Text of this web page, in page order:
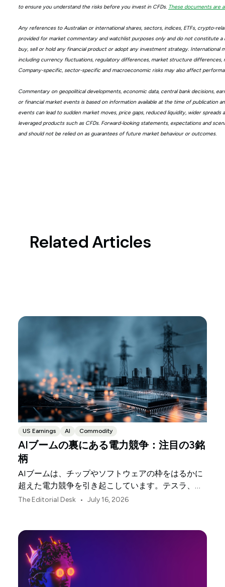
to ensure you understand the risks before you invest in CFDs. These documents are
Any references to Australian or international shares, sectors, indices, ETFs, crypto-
provided for market commentary and watchlist purposes only and do not constitute
buy, sell or hold any financial product or adopt any investment strategy. International
including currency fluctuations, regulatory differences, market structure differences,
Company-specific, sector-specific and macroeconomic risks may also affect
Commentary on geopolitical developments, economic data, central bank decisions,
or financial market events is based on information available at the time of publication
events can lead to sudden market moves, price gaps, reduced liquidity, wider spreads
leveraged products such as CFDs. Forward-looking statements, expectations and
and should not be relied on as guarantees of future market behaviour or outcomes.
Related Articles
US Earnings AI Commodity
AIブームの裏にある電力競争：注目の3銘
柄
AIブームは、チップやソフトウェアの枠をはるかに
超えた電力競争を引き起こしています。テスラ、ネ
クステラ・エナジー、エクソンモービルの3社は、
The Editorial Desk • July 16, 2026